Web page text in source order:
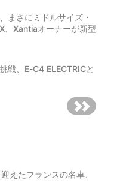
まさにミドルサイズ・
、Xantiaオーナーが新型
戦、E-C4 ELECTRICと
えたフランスの名車、